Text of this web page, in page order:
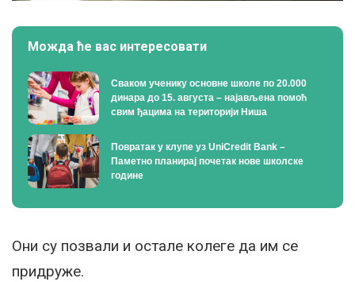
Можда ће вас интересовати
Сваком ученику основне школе по 20.000
динара до 15. августа – најављена помоћ
свим ђацима на територији Ниша
Поврaтак у клупе уз UniCredit Bank –
Паметно планирај почетак нове школске
године
Они су позвали и остале колеге да им се
придруже.